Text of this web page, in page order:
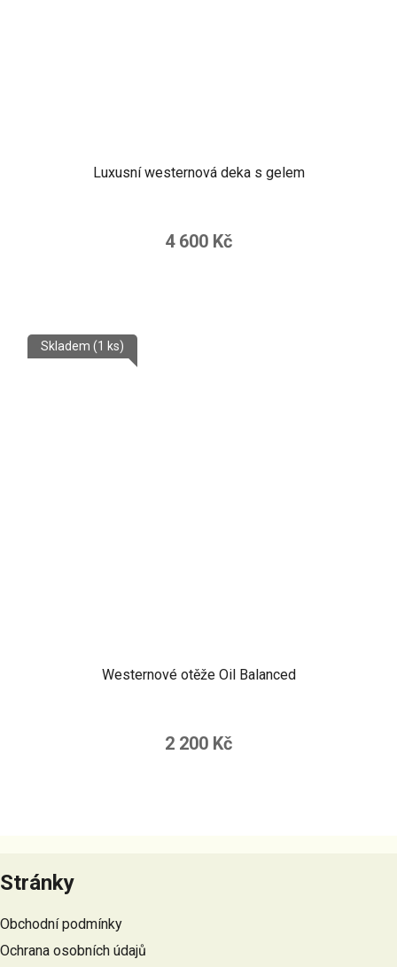
Luxusní westernová deka s gelem
4 600 Kč
Westernové otěže Oil Balanced
Skladem (1 ks)
2 200 Kč
á
p
a
í
Stránky
Obchodní podmínky
Ochrana osobních údajů